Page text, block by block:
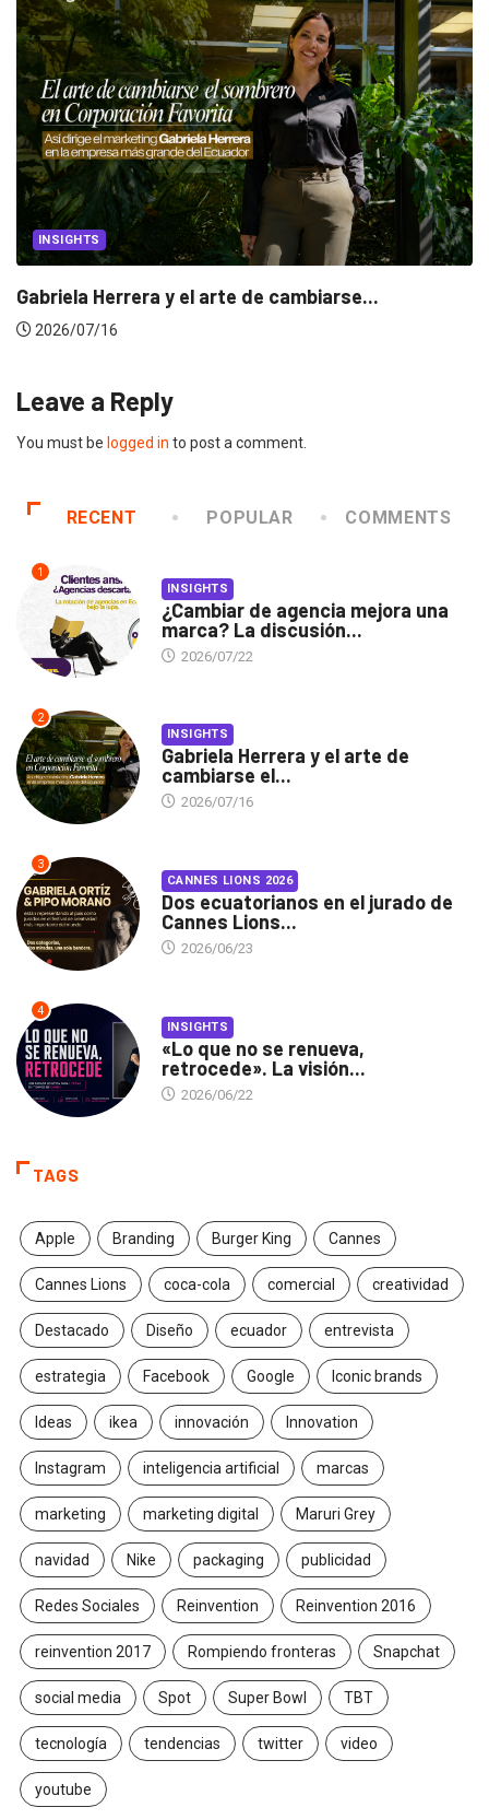
CANNES LIONS 2026
Dos ecuatorianos en el jurado de
Leave a Reply
You must be logged in to post a comment.
RECENT POPULAR COMMENTS
1
INSIGHTS
¿Cambiar de agencia mejora una
marca? La discusión...
2026/07/22
2
INSIGHTS
Gabriela Herrera y el arte de
cambiarse el...
2026/07/16
3
CANNES LIONS 2026
Dos ecuatorianos en el jurado de
Cannes Lions...
2026/06/23
4
INSIGHTS
«Lo que no se renueva,
retrocede». La visión...
2026/06/22
TAGS
Apple Branding Burger King Cannes
Cannes Lions coca-cola comercial creatividad
Destacado Diseño ecuador entrevista
estrategia Facebook Google Iconic brands
Ideas ikea innovación Innovation
Instagram inteligencia artificial marcas
marketing marketing digital Maruri Grey
navidad Nike packaging publicidad
Redes Sociales Reinvention Reinvention 2016
reinvention 2017 Rompiendo fronteras Snapchat
social media Spot Super Bowl TBT
tecnología tendencias twitter video
youtube